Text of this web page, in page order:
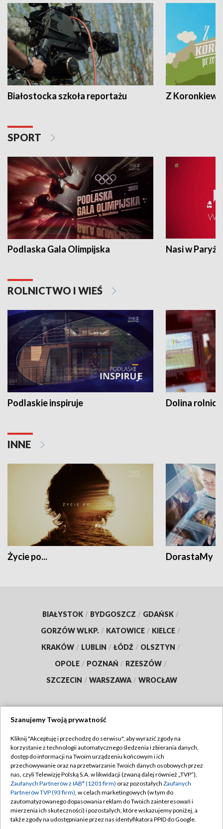
Białostocka szkoła reportażu Z
SPORT
Podlaska Gala Olimpijska Nasi w Paryżu
ROLNICTWO I WIEŚ
Podlaskie inspiruje Dolina
INNE
Życie po... DorastaMy
BIAŁYSTOK / BYDGOSZCZ / GDAŃSK /
GORZÓW WLKP. / KATOWICE / KIELCE /
KRAKÓW / LUBLIN / ŁÓDŹ / OLSZTYN /
OPOLE / POZNAŃ / RZESZÓW /
SZCZECIN / WARSZAWA / WROCŁAW
TVP
Abonament TVP
Emisja w TVP
Centrum informacji TVP
Naziemna Telewizja Cyfrowa
Regulamin TVP
Polityka prywatności
Moje zgody
Pomoc
Szanujemy Twoją prywatność
Kliknij "Akceptuję i przechodzę do serwisu", aby wyrazić zgody na
korzystanie z technologii automatycznego śledzenia i zbierania danych,
dostęp do informacji na Twoim urządzeniu końcowym i ich
przechowywanie oraz na przetwarzanie Twoich danych osobowych przez
nas, czyli Telewizję Polską S.A. w likwidacji (zwaną dalej również „TVP”),
Zaufanych Partnerów z IAB* (1201 firm) oraz pozostałych Zaufanych
Partnerów TVP (93 firm), w celach marketingowych (w tym do
zautomatyzowanego dopasowania reklam do Twoich zainteresowań i
mierzenia ich skuteczności) i pozostałych, które wskazujemy poniżej, a
także zgody na udostępnianie przez nas identyfikatora PPID do Google.